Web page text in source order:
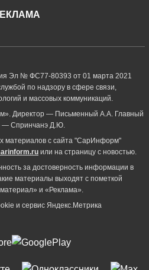
Эл № ФС77-80393 от 01 марта 2021
по надзору в сфере связи,
и массовых коммуникаций.
Директор — Письменный А.А. Главный
— Спринчанэ Д.Ю.
материалов с сайта "СарИнформ"
или на страницу с новостью.
за достоверность информации в
материалы выходят с пометкой
и «Реклама».
и сервиc Яндекс.Метрика